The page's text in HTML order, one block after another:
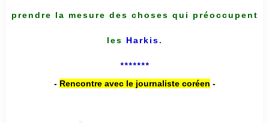
prendre la mesure des choses qui préoccupent
les Harkis.
*******
- Rencontre avec le journaliste coréen -